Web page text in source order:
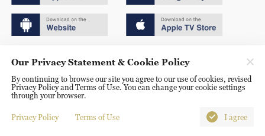
京ICP备20000184号
京公网安备 11010502050052号
Disinformation report hotline: 010-85061466
Our Privacy Statement & Cookie Policy
By continuing to browse our site you agree to our use of cookies, revised
Privacy Policy and Terms of Use. You can change your cookie settings
through your browser.
Privacy Policy Terms of Use I agree